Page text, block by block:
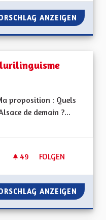
ANZEIGEN
proposition : Quels
de demain ?...
49 49 FOLLOWER
FOLGEN
EN MARCHE VERS
ANZEIGEN EN